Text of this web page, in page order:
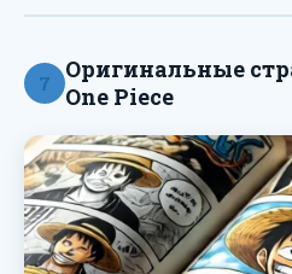
7
Оригинальные
One Piece